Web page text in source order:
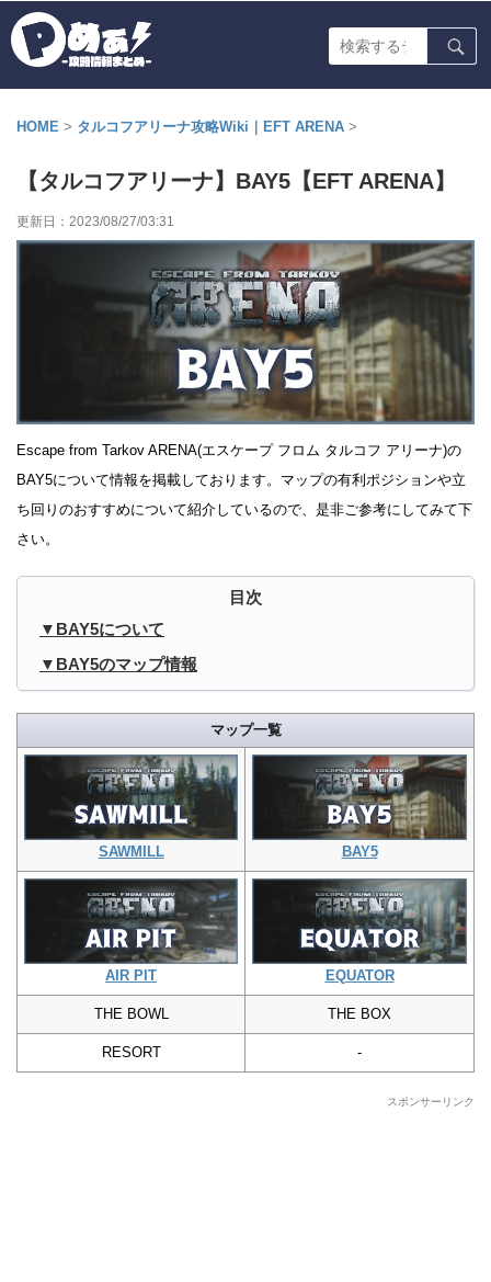
HOME > タルコフアリーナ攻略Wiki｜EFT ARENA >
【タルコフアリーナ】BAY5【EFT ARENA】
更新日： 2023/08/27/03:31
Escape from Tarkov ARENA(エスケープ フロム タルコフ アリーナ)の
BAY5について情報を掲載しております。マップの有利ポジションや立
ち回りのおすすめについて紹介しているので、是非ご参考にしてみて下
さい。
BAY5について
BAY5のマップ情報
マップ一覧
SAWMILL BAY5
AIR PIT EQUATOR
THE BOWL THE BOX
RESORT -
スポンサーリンク